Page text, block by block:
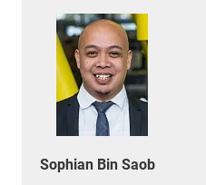
Sophian Bin Saob